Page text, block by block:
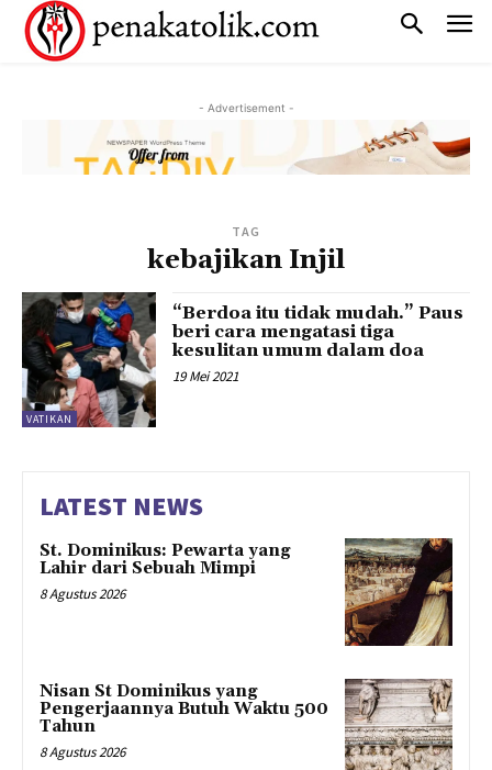
- Advertisement -
TAG
kebajikan Injil
VATIKAN
“Berdoa itu tidak mudah.” Paus
beri cara mengatasi tiga
kesulitan umum dalam doa
19 Mei 2021
LATEST NEWS
St. Dominikus: Pewarta yang
Lahir dari Sebuah Mimpi
8 Agustus 2026
Nisan St Dominikus yang
Pengerjaannya Butuh Waktu 500
Tahun
8 Agustus 2026